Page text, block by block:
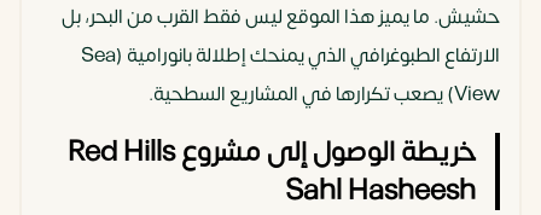
حشيش. ما يميز هذا الموقع ليس فقط القرب من البحر، بل
الارتفاع الطبوغرافي الذي يمنحك إطلالة بانورامية (Sea
View) يصعب تكرارها في المشاريع السطحية.
خريطة الوصول إلى مشروع Red Hills
Sahl Hasheesh